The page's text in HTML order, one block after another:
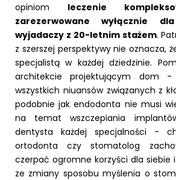
opiniom leczenie
zarezerwowane wyłącznie
wyjadaczy z 20-letnim stażem.
z szerszej perspektywy nie oznacza,
specjalistą w każdej dziedzinie.
architekcie projektującym dom
wszystkich niuansów związanych z
podobnie jak endodonta nie musi
na temat wszczepiania
dentysta każdej specjalności -
ortodonta czy stomatolog
czerpać ogromne korzyści dla siebie
ze zmiany sposobu myślenia o